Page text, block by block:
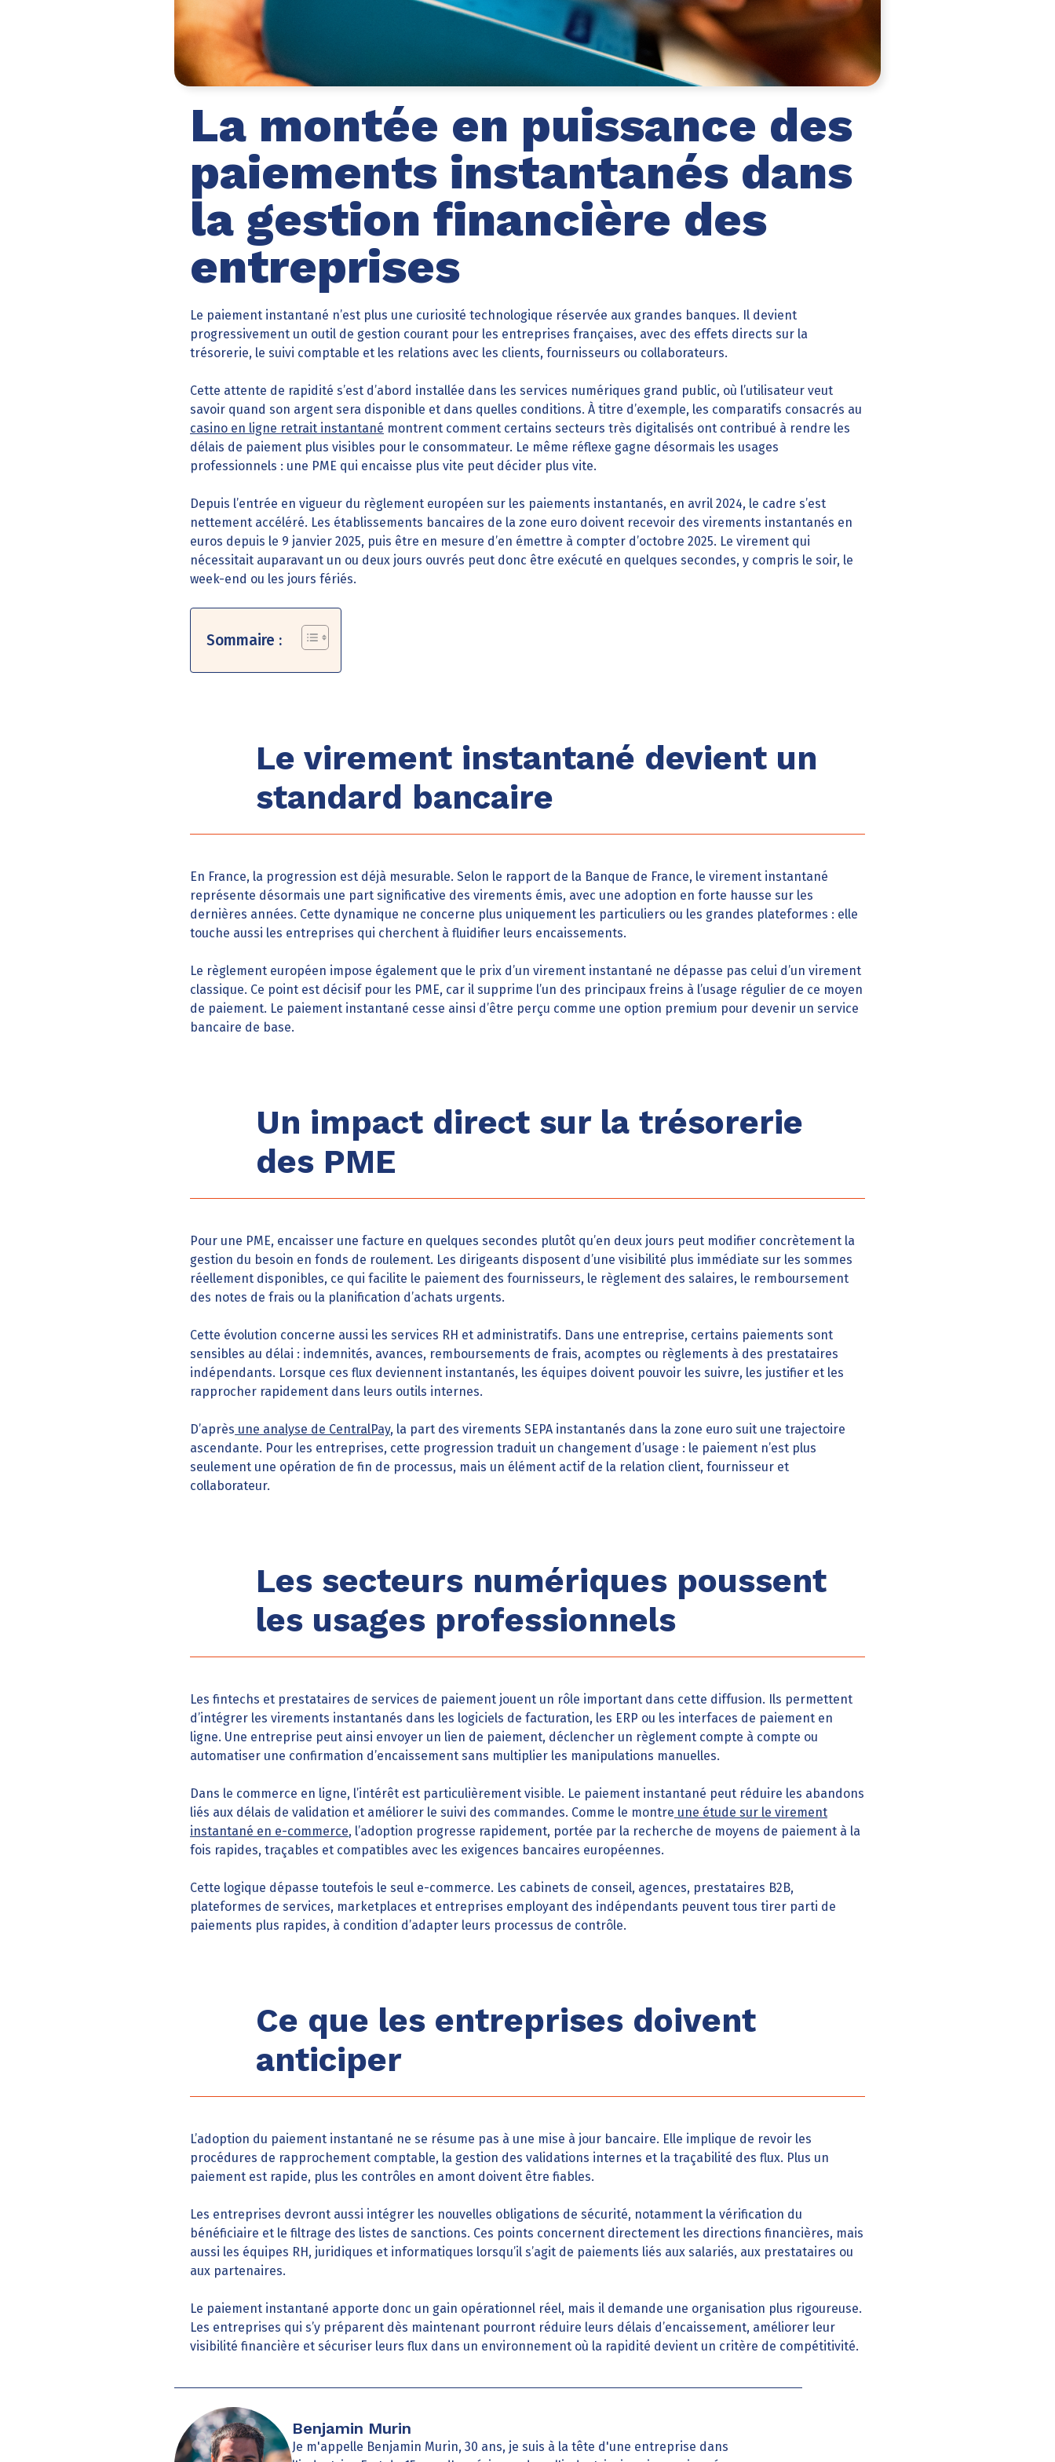
La montée en puissance des
paiements instantanés dans
la gestion financière des
entreprises
Le paiement instantané n’est plus une curiosité technologique réservée aux grandes banques. Il devient
progressivement un outil de gestion courant pour les entreprises françaises, avec des effets directs sur la
trésorerie, le suivi comptable et les relations avec les clients, fournisseurs ou collaborateurs.
Cette attente de rapidité s’est d’abord installée dans les services numériques grand public, où l’utilisateur veut
savoir quand son argent sera disponible et dans quelles conditions. À titre d’exemple, les comparatifs consacrés au
casino en ligne retrait instantané montrent comment certains secteurs très digitalisés ont contribué à rendre les
délais de paiement plus visibles pour le consommateur. Le même réflexe gagne désormais les usages
professionnels : une PME qui encaisse plus vite peut décider plus vite.
Depuis l’entrée en vigueur du règlement européen sur les paiements instantanés, en avril 2024, le cadre s’est
nettement accéléré. Les établissements bancaires de la zone euro doivent recevoir des virements instantanés en
euros depuis le 9 janvier 2025, puis être en mesure d’en émettre à compter d’octobre 2025. Le virement qui
nécessitait auparavant un ou deux jours ouvrés peut donc être exécuté en quelques secondes, y compris le soir, le
week-end ou les jours fériés.
Sommaire :
Le virement instantané devient un
standard bancaire
En France, la progression est déjà mesurable. Selon le rapport de la Banque de France, le virement instantané
représente désormais une part significative des virements émis, avec une adoption en forte hausse sur les
dernières années. Cette dynamique ne concerne plus uniquement les particuliers ou les grandes plateformes : elle
touche aussi les entreprises qui cherchent à fluidifier leurs encaissements.
Le règlement européen impose également que le prix d’un virement instantané ne dépasse pas celui d’un virement
classique. Ce point est décisif pour les PME, car il supprime l’un des principaux freins à l’usage régulier de ce moyen
de paiement. Le paiement instantané cesse ainsi d’être perçu comme une option premium pour devenir un service
bancaire de base.
Un impact direct sur la trésorerie
des PME
Pour une PME, encaisser une facture en quelques secondes plutôt qu’en deux jours peut modifier concrètement la
gestion du besoin en fonds de roulement. Les dirigeants disposent d’une visibilité plus immédiate sur les sommes
réellement disponibles, ce qui facilite le paiement des fournisseurs, le règlement des salaires, le remboursement
des notes de frais ou la planification d’achats urgents.
Cette évolution concerne aussi les services RH et administratifs. Dans une entreprise, certains paiements sont
sensibles au délai : indemnités, avances, remboursements de frais, acomptes ou règlements à des prestataires
indépendants. Lorsque ces flux deviennent instantanés, les équipes doivent pouvoir les suivre, les justifier et les
rapprocher rapidement dans leurs outils internes.
D’après une analyse de CentralPay, la part des virements SEPA instantanés dans la zone euro suit une trajectoire
ascendante. Pour les entreprises, cette progression traduit un changement d’usage : le paiement n’est plus
seulement une opération de fin de processus, mais un élément actif de la relation client, fournisseur et
collaborateur.
Les secteurs numériques poussent
les usages professionnels
Les fintechs et prestataires de services de paiement jouent un rôle important dans cette diffusion. Ils permettent
d’intégrer les virements instantanés dans les logiciels de facturation, les ERP ou les interfaces de paiement en
ligne. Une entreprise peut ainsi envoyer un lien de paiement, déclencher un règlement compte à compte ou
automatiser une confirmation d’encaissement sans multiplier les manipulations manuelles.
Dans le commerce en ligne, l’intérêt est particulièrement visible. Le paiement instantané peut réduire les abandons
liés aux délais de validation et améliorer le suivi des commandes. Comme le montre une étude sur le virement
instantané en e-commerce, l’adoption progresse rapidement, portée par la recherche de moyens de paiement à la
fois rapides, traçables et compatibles avec les exigences bancaires européennes.
Cette logique dépasse toutefois le seul e-commerce. Les cabinets de conseil, agences, prestataires B2B,
plateformes de services, marketplaces et entreprises employant des indépendants peuvent tous tirer parti de
paiements plus rapides, à condition d’adapter leurs processus de contrôle.
Ce que les entreprises doivent
anticiper
L’adoption du paiement instantané ne se résume pas à une mise à jour bancaire. Elle implique de revoir les
procédures de rapprochement comptable, la gestion des validations internes et la traçabilité des flux. Plus un
paiement est rapide, plus les contrôles en amont doivent être fiables.
Les entreprises devront aussi intégrer les nouvelles obligations de sécurité, notamment la vérification du
bénéficiaire et le filtrage des listes de sanctions. Ces points concernent directement les directions financières, mais
aussi les équipes RH, juridiques et informatiques lorsqu’il s’agit de paiements liés aux salariés, aux prestataires ou
aux partenaires.
Le paiement instantané apporte donc un gain opérationnel réel, mais il demande une organisation plus rigoureuse.
Les entreprises qui s’y préparent dès maintenant pourront réduire leurs délais d’encaissement, améliorer leur
visibilité financière et sécuriser leurs flux dans un environnement où la rapidité devient un critère de compétitivité.
Benjamin Murin
Je m'appelle Benjamin Murin, 30 ans, je suis à la tête d'une entreprise dans